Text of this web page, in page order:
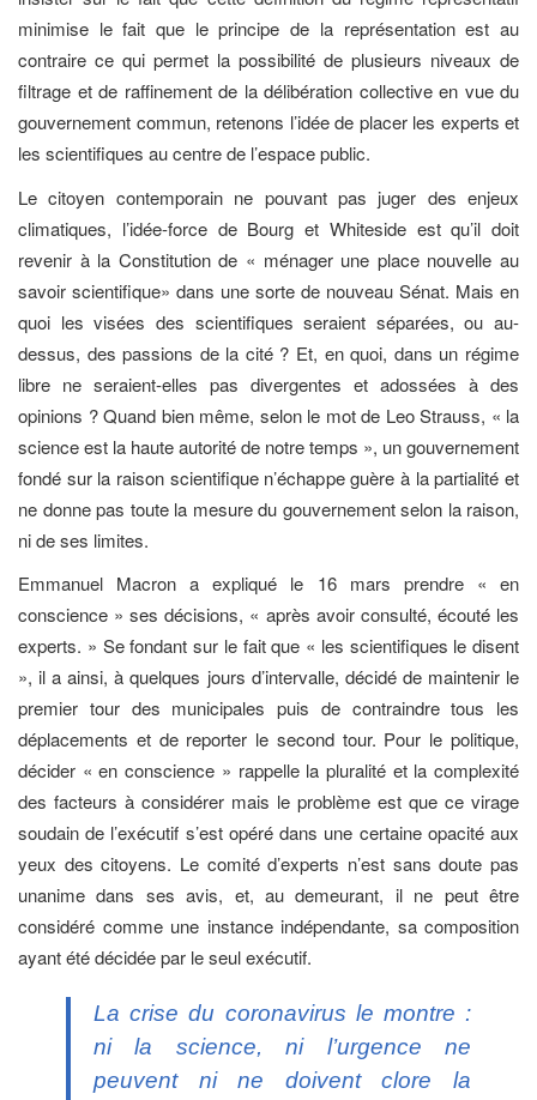
minimise le fait que le principe de la représentation est au
contraire ce qui permet la possibilité de plusieurs niveaux de
filtrage et de raffinement de la délibération collective en vue du
gouvernement commun, retenons l’idée de placer les experts et
les scientifiques au centre de l’espace public.
Le citoyen contemporain ne pouvant pas juger des enjeux
climatiques, l’idée-force de Bourg et Whiteside est qu’il doit
revenir à la Constitution de « ménager une place nouvelle au
savoir scientifique» dans une sorte de nouveau Sénat. Mais en
quoi les visées des scientifiques seraient séparées, ou au-
dessus, des passions de la cité ? Et, en quoi, dans un régime
libre ne seraient-elles pas divergentes et adossées à des
opinions ? Quand bien même, selon le mot de Leo Strauss, « la
science est la haute autorité de notre temps », un gouvernement
fondé sur la raison scientifique n’échappe guère à la partialité et
ne donne pas toute la mesure du gouvernement selon la raison,
ni de ses limites.
Emmanuel Macron a expliqué le 16 mars prendre « en
conscience » ses décisions, « après avoir consulté, écouté les
experts. » Se fondant sur le fait que « les scientifiques le disent
», il a ainsi, à quelques jours d’intervalle, décidé de maintenir le
premier tour des municipales puis de contraindre tous les
déplacements et de reporter le second tour. Pour le politique,
décider « en conscience » rappelle la pluralité et la complexité
des facteurs à considérer mais le problème est que ce virage
soudain de l’exécutif s’est opéré dans une certaine opacité aux
yeux des citoyens. Le comité d’experts n’est sans doute pas
unanime dans ses avis, et, au demeurant, il ne peut être
considéré comme une instance indépendante, sa composition
ayant été décidée par le seul exécutif.
La crise du coronavirus le montre :
ni la science, ni l’urgence ne
peuvent ni ne doivent clore la